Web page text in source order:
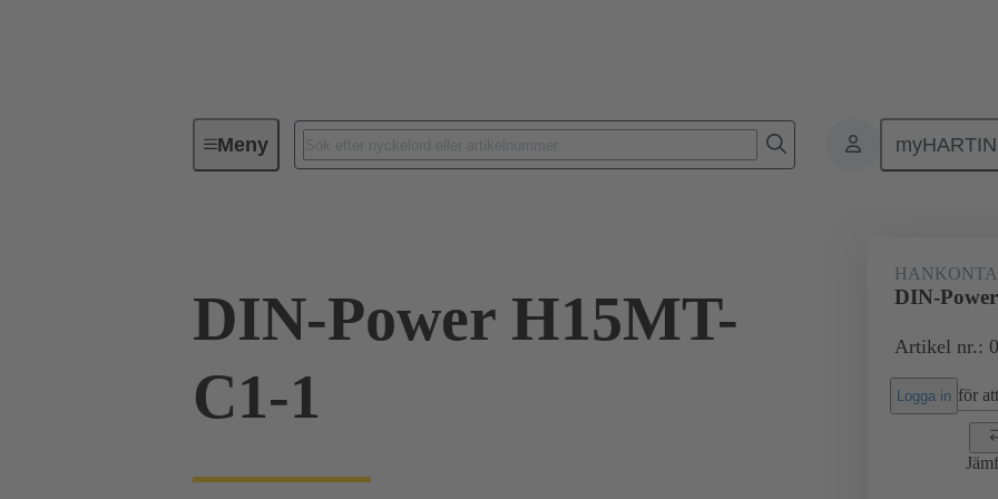
MenySerie
DIN-Power H15MT-
C1-1
DIN-
Artikel nr.:
Logga in för